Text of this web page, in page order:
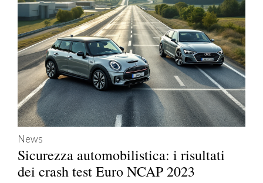
News
Sicurezza automobilistica: i risultati
dei crash test Euro NCAP 2023